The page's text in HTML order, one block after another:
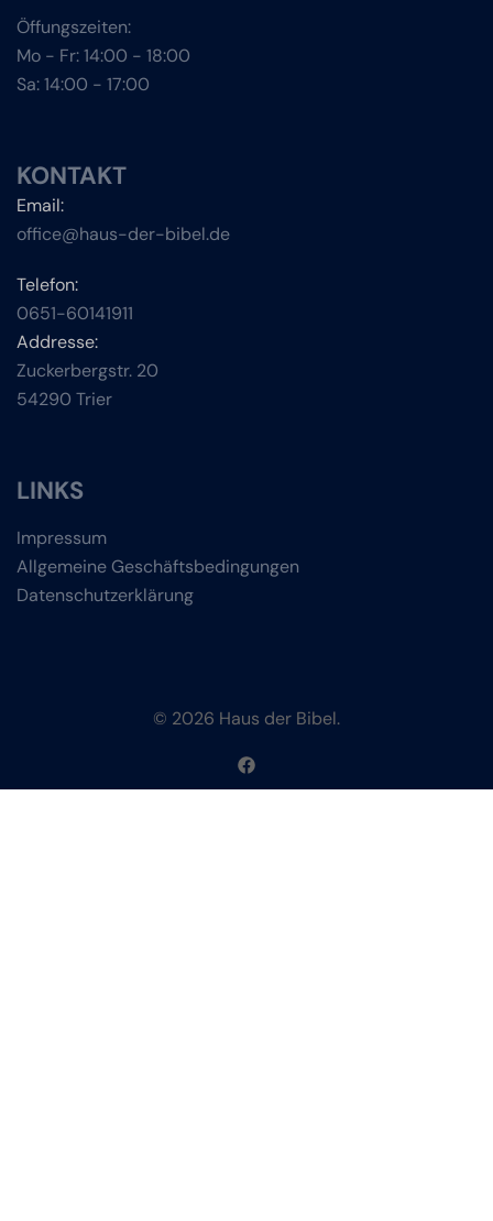
Öffungszeiten:
Mo - Fr: 14:00 - 18:00
Sa: 14:00 - 17:00
KONTAKT
Email:
office@haus-der-bibel.de
Telefon:
0651-60141911
Addresse:
Zuckerbergstr. 20
54290 Trier
LINKS
Impressum
Allgemeine Geschäftsbedingungen
Datenschutzerklärung
© 2026 Haus der Bibel.